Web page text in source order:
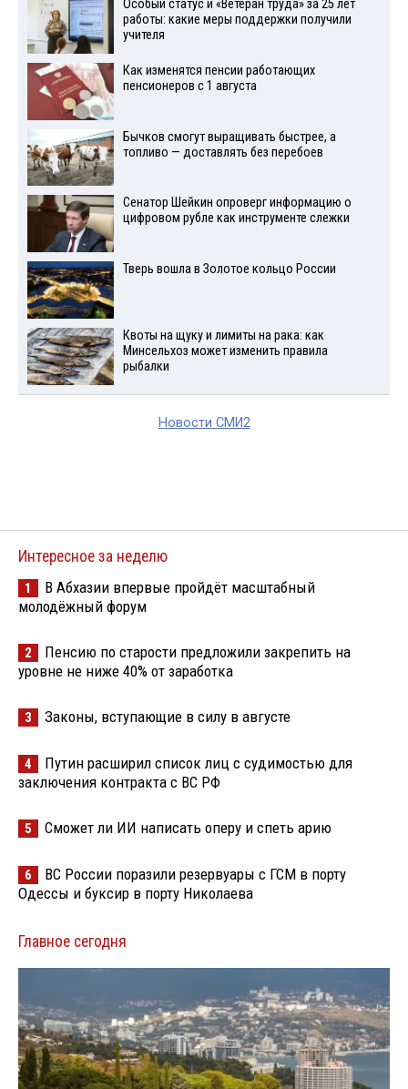
Особый статус и «Ветеран труда» за 25 лет
работы: какие меры поддержки получили
учителя
Как изменятся пенсии работающих
пенсионеров с 1 августа
Бычков смогут выращивать быстрее, а
топливо — доставлять без перебоев
Сенатор Шейкин опроверг информацию о
цифровом рубле как инструменте слежки
Тверь вошла в Золотое кольцо России
Квоты на щуку и лимиты на рака: как
Минсельхоз может изменить правила
рыбалки
Новости СМИ2
Интересное за неделю
1
В Абхазии впервые пройдёт масштабный
молодёжный форум
2
Пенсию по старости предложили закрепить на
уровне не ниже 40% от заработка
3 Законы, вступающие в силу в августе
4
Путин расширил список лиц с судимостью для
заключения контракта с ВС РФ
5 Сможет ли ИИ написать оперу и спеть арию
6
ВС России поразили резервуары с ГСМ в порту
Одессы и буксир в порту Николаева
Главное сегодня